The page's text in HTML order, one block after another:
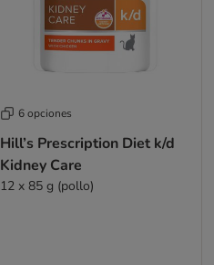
6 opciones
Hill’s Prescription Diet k/d
Kidney Care
12 x 85 g (pollo)